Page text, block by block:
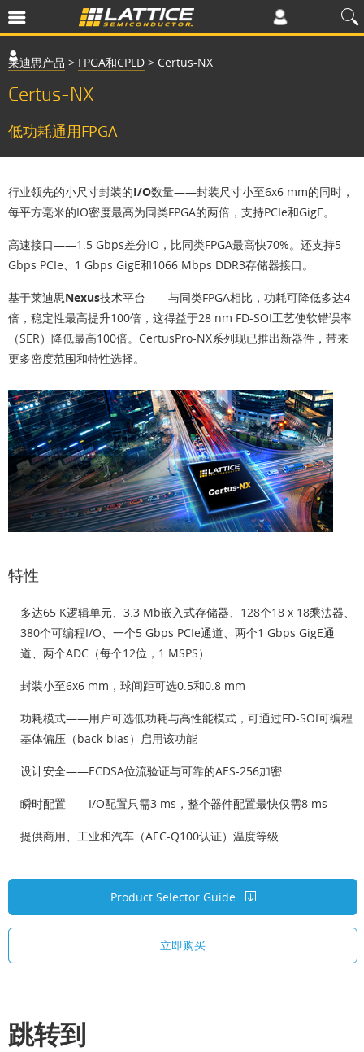
莱迪思产品 > FPGA和CPLD > Certus-NX
Certus-NX
低功耗通用FPGA
行业领先的小尺寸封装的I/O数量——封装尺寸小至6x6 mm的同时，
每平方毫米的IO密度最高为同类FPGA的两倍，支持PCIe和GigE。
高速接口——1.5 Gbps差分IO，比同类FPGA最高快70%。还支持5
Gbps PCIe、1 Gbps GigE和1066 Mbps DDR3存储器接口。
基于莱迪思Nexus技术平台——与同类FPGA相比，功耗可降低多达4
倍，稳定性最高提升100倍，这得益于28 nm FD-SOI工艺使软错误率
（SER）降低最高100倍。CertusPro-NX系列现已推出新器件，带来
更多密度范围和特性选择。
特性
多达65 K逻辑单元、3.3 Mb嵌入式存储器、128个18 x 18乘法器、
380个可编程I/O、一个5 Gbps PCIe通道、两个1 Gbps GigE通
道、两个ADC（每个12位，1 MSPS）
封装小至6x6 mm，球间距可选0.5和0.8 mm
功耗模式——用户可选低功耗与高性能模式，可通过FD-SOI可编程
基体偏压（back-bias）启用该功能
设计安全——ECDSA位流验证与可靠的AES-256加密
瞬时配置——I/O配置只需3 ms，整个器件配置最快仅需8 ms
提供商用、工业和汽车（AEC-Q100认证）温度等级
Product Selector Guide
立即购买
跳转到